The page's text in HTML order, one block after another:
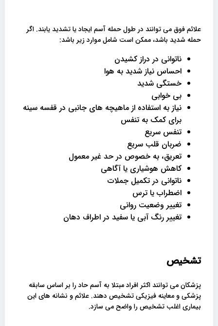
علائم فوق می توانند در طول حمله آسم ایجاد یا تشدید یابند. اگر
حمله شدید باشد، ممکن است شامل موارد زیر باشد:
ناتوانی در دراز کشیدن
احساس نیاز شدید به هوا
خستگی شدید
بی خوابی
نیاز به استفاده از ماهیچه های جانبی در قفسه سینه
برای کمک به تنفس
تنفس سریع
ضربان قلب سریع
تعریق، به خصوص در حد غیر معمول
کاهش هوشیاری یا آگاهی
ناتوانی در تکمیل جملات
اضطراب یا ترس
تغییر وضعیت روانی
تغییر رنگ آبی یا سفید در اطراف دهان
تشخیص
پزشکان می توانند اکثر افراد مبتلا به آسم حاد را بر اساس سابقه
پزشکی و معاینه فیزیکی تشخیص دهند. علائم و نشانه های این
بیماری اغلب تشخیص را واضح می سازد.